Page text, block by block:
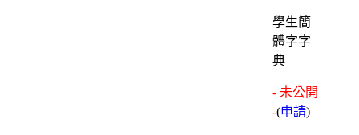
學生簡
體字字
典
- 未公開
-(申請)